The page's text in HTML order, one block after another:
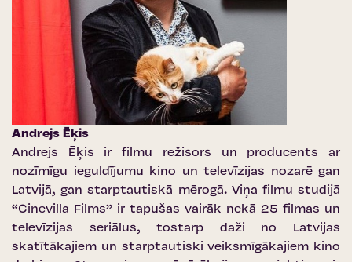
Andrejs Ēķis
Andrejs Ēķis ir filmu režisors un producents ar
nozīmīgu ieguldījumu kino un televīzijas nozarē gan
Latvijā, gan starptautiskā mērogā. Viņa filmu studijā
“Cinevilla Films” ir tapušas vairāk nekā 25 filmas un
televīzijas seriālus, tostarp daži no Latvijas
skatītākajiem un starptautiski veiksmīgākajiem kino